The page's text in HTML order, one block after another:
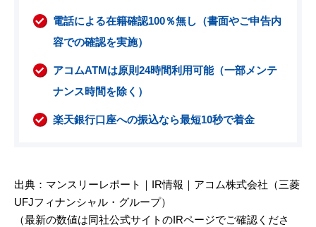
電話による在籍確認100％無し（書面やご申告内
容での確認を実施）
アコムATMは原則24時間利用可能（一部メンテ
ナンス時間を除く）
楽天銀行口座への振込なら最短10秒で着金
出典：マンスリーレポート｜IR情報｜アコム株式会社（三菱
UFJフィナンシャル・グループ）
（最新の数値は同社公式サイトのIRページでご確認くださ